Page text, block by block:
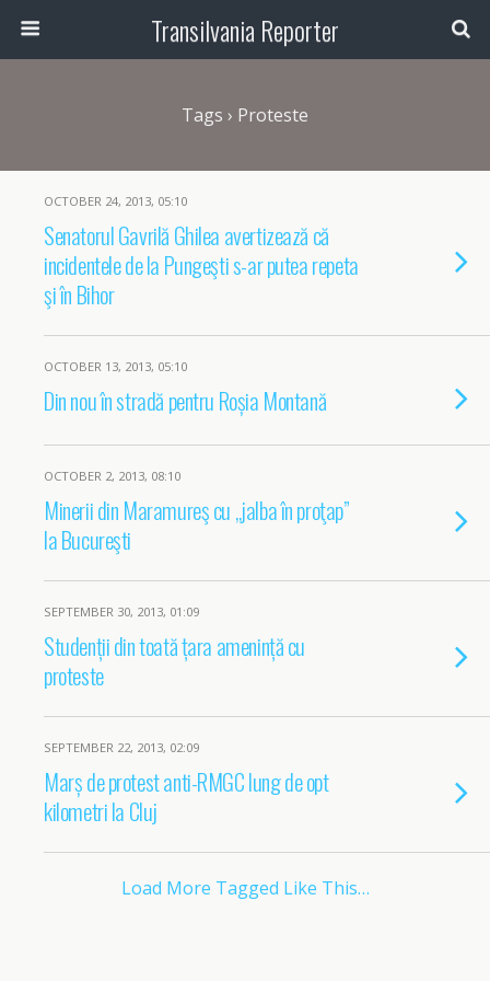
Transilvania Reporter
Tags › Proteste
OCTOBER 24, 2013, 05:10
Senatorul Gavrilă Ghilea avertizează că
incidentele de la Pungeşti s-ar putea repeta
şi în Bihor
OCTOBER 13, 2013, 05:10
Din nou în stradă pentru Roșia Montană
OCTOBER 2, 2013, 08:10
Minerii din Maramureş cu „jalba în proţap”
la Bucureşti
SEPTEMBER 30, 2013, 01:09
Studenții din toată țara amenință cu
proteste
SEPTEMBER 22, 2013, 02:09
Marș de protest anti-RMGC lung de opt
kilometri la Cluj
Load More Tagged Like This…